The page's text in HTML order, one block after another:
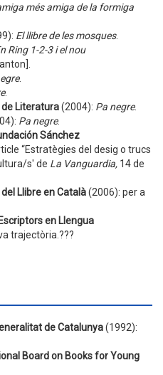
més amiga de la formiga
El llibre de les mosques.
Ring 1-2-3 i el nou
.
.
de Literatura(2004): Pa negre.
Pa negre.
Sánchez
“Estratègies del desig o trucs
s' de La Vanguardia, 14 de
Llibre en Català(2006): per a
en Llengua
trajectòria.???
de Catalunya(1992):
Board on Books for Young